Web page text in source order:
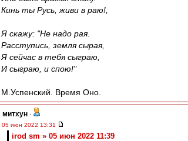
Кинь ты Русь, живи в раю!,
Я скажу: "Не надо рая.
Расступись, земля сырая,
Я сейчас в тебя сыграю,
И сыграю, и спою!"
М.Успенский. Время Оно.
митхун -
05 июн 2022 13:31
irod sm » 05 июн 2022 11:39